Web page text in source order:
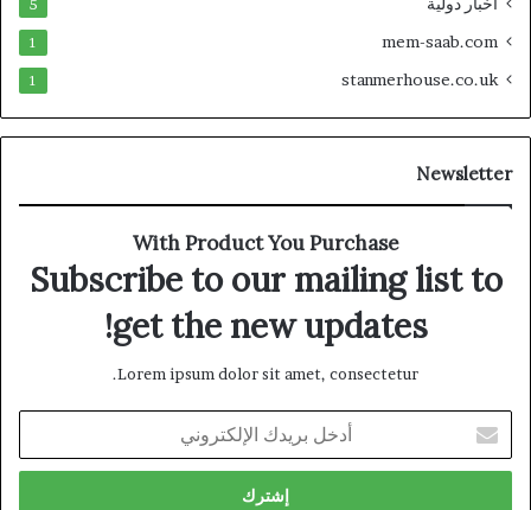
أخبار دولية 5
mem-saab.com
1
stanmerhouse.co.uk
1
Newsletter
With Product You Purchase
Subscribe to our mailing list to
get the new updates!
Lorem ipsum dolor sit amet, consectetur.
بريدك
الإلكتروني